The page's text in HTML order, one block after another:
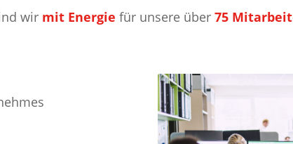
wir mit Energie für unsere über 75